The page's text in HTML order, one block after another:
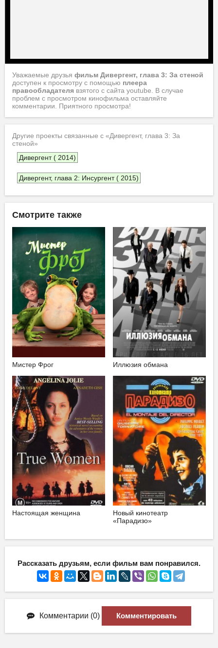
Уважаемые друзья фильм Дивергент, глава 3: За стеной
доступен к просмотру с помощью плеера
правообладателя взятого с сайта youtube. В случае
проблем с просмотром кинофильма оставляйте
комментарии. Приятного просмотра!
Другие проекты связанные с «Дивергент, глава 3: За
стеной»
Дивергент ( 2014)
Дивергент, глава 2: Инсургент ( 2015)
Смотрите также
Мистер Фрог Иллюзия обмана
Настоящая женщина
Новый кинотеатр
«Парадизо»
Рассказать друзьям, если фильм вам понравился.
Комментарии (0) Комментировать